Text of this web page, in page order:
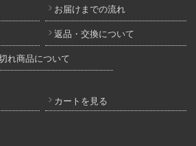
お届けまでの流れ
返品・交換について
れ商品について
カートを見る